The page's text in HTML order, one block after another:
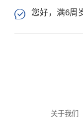
 您好，满6周
关于我们